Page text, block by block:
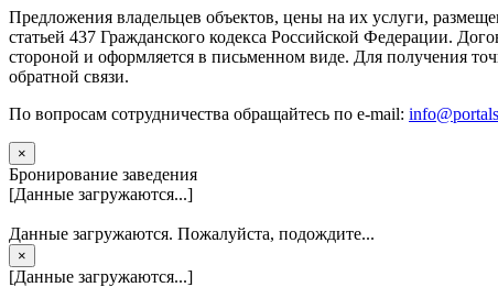
Предложения владельцев объектов, цены на их услуги,
статьей 437 Гражданского кодекса Российской Федерации.
стороной и оформляется в письменном виде. Для получения
обратной связи.
По вопросам сотрудничества обращайтесь по e-mail:
×
Бронирование заведения
[Данные загружаются...]
Данные загружаются. Пожалуйста, подождите...
×
[Данные загружаются...]